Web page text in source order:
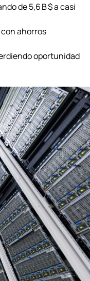
de 5,6 B $ a casi
ahorros
oportunidad